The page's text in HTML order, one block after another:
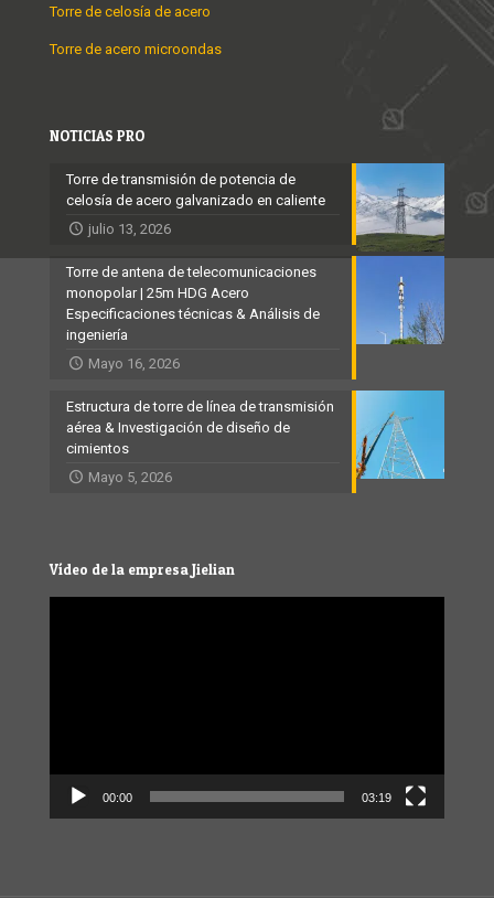
Torre de celosía de acero
Torre de acero microondas
NOTICIAS PRO
Torre de transmisión de potencia de
celosía de acero galvanizado en caliente
julio 13, 2026
Torre de antena de telecomunicaciones
monopolar | 25m HDG Acero
Especificaciones técnicas & Análisis de
ingeniería
Mayo 16, 2026
Estructura de torre de línea de transmisión
aérea & Investigación de diseño de
cimientos
Mayo 5, 2026
Vídeo de la empresa Jielian
00:00 03:19